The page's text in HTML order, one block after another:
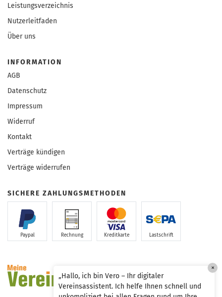
Leistungsverzeichnis
Nutzerleitfaden
Über uns
INFORMATION
AGB
Datenschutz
Impressum
Widerruf
Kontakt
Verträge kündigen
Verträge widerrufen
SICHERE ZAHLUNGSMETHODEN
Paypal Rechnung Kreditkarte Lastschrift
„Hallo, ich bin Vero – Ihr digitaler
Vereinsassistent. Ich helfe Ihnen schnell und
×